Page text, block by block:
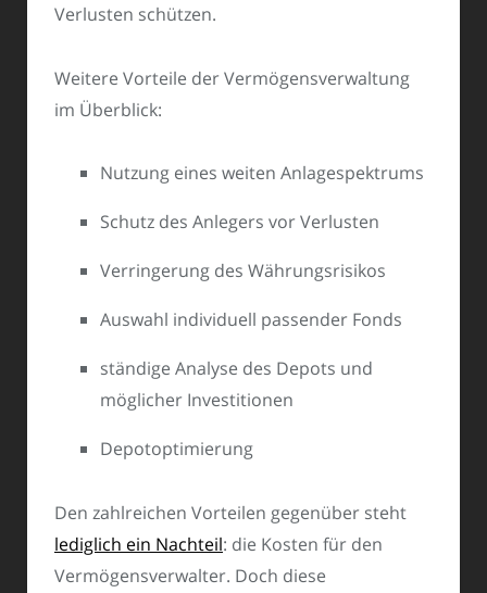
Verlusten schützen.
Weitere Vorteile der Vermögensverwaltung
im Überblick:
Nutzung eines weiten Anlagespektrums
Schutz des Anlegers vor Verlusten
Verringerung des Währungsrisikos
Auswahl individuell passender Fonds
ständige Analyse des Depots und
möglicher Investitionen
Depotoptimierung
Den zahlreichen Vorteilen gegenüber steht
lediglich ein Nachteil: die Kosten für den
Vermögensverwalter. Doch diese